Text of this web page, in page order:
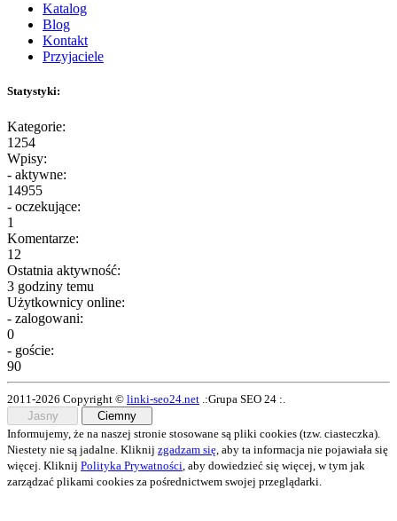
Katalog
Blog
Kontakt
Przyjaciele
Statystyki:
Kategorie:
1254
Wpisy:
- aktywne:
14955
- oczekujące:
1
Komentarze:
12
Ostatnia aktywność:
3 godziny temu
Użytkownicy online:
- zalogowani:
0
- goście:
90
2011-2026 Copyright © linki-seo24.net .:Grupa SEO 24 :.
Jasny
Ciemny
Informujemy, że na naszej stronie stosowane są pliki cookies (tzw. ciasteczka).
Niestety nie są jadalne. Kliknij zgadzam się , aby ta informacja nie pojawiała się
więcej. Kliknij Polityka Prywatności , aby dowiedzieć się więcej, w tym jak
zarządzać plikami cookies za pośrednictwem swojej przeglądarki.